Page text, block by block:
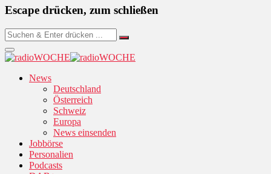
Escape drücken, zum schließen
News
Deutschland
Österreich
Schweiz
Europa
News einsenden
Jobbörse
Personalien
Podcasts